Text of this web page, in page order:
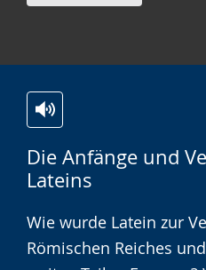
Die Anfänge und
Lateins
Leichten
Sprache
wechseln.
Audio-
Unterstützung.
Video
in
Deutscher
Gebärdensprache
Wie wurde Latein zur
Römischen Reiches